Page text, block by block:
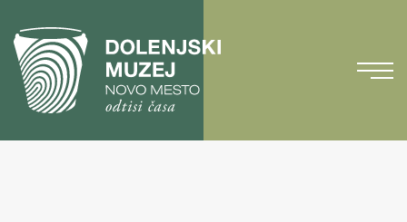
vsebinoNa
glavni
meni